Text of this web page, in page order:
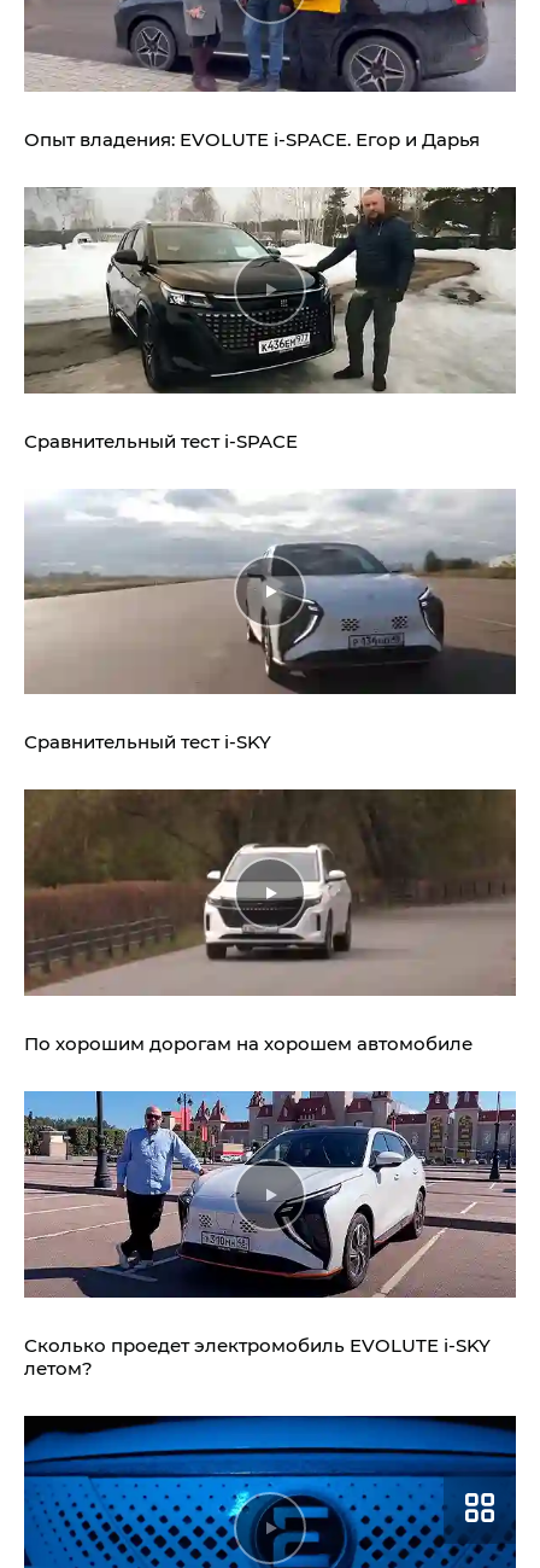
Опыт владения: EVOLUTE i‑SPACE. Егор и Дарья
Сравнительный тест i‑SPACE
Сравнительный тест i‑SKY
По хорошим дорогам на хорошем автомобиле
Сколько проедет электромобиль EVOLUTE i‑SKY
летом?